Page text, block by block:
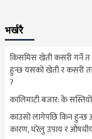
भर्खरै
किसमिस खेती कसरी गर्ने
हुन्छ यसको खेती र कसरी
?
कालिमाटी बजार: के
काउसो लागेपछि किन हुन्छ
कारण, घरेलु उपाय र